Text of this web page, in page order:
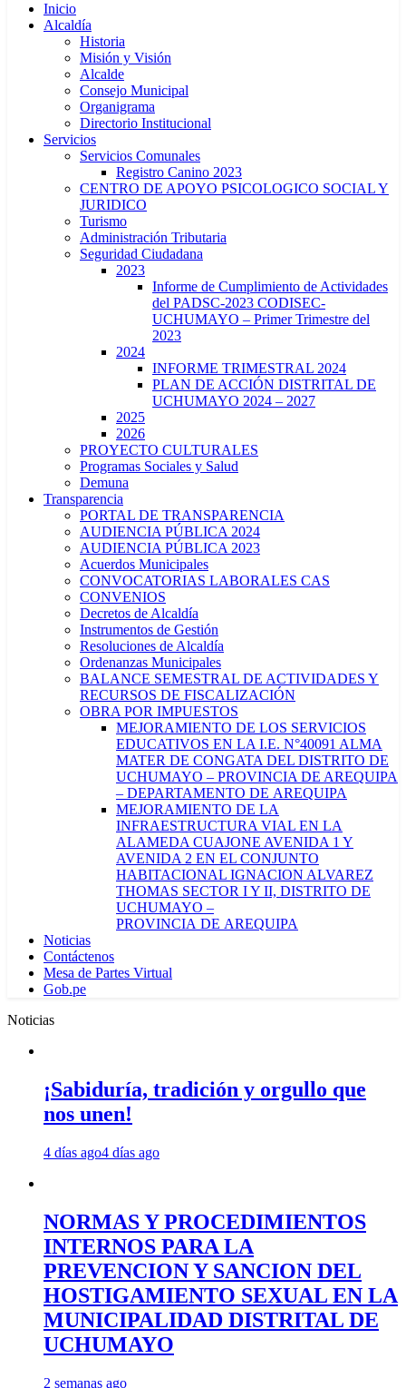
Inicio
Alcaldía
Historia
Misión y Visión
Alcalde
Consejo Municipal
Organigrama
Directorio Institucional
Servicios
Servicios Comunales
Registro Canino 2023
CENTRO DE APOYO PSICOLOGICO SOCIAL Y
JURIDICO
Turismo
Administración Tributaria
Seguridad Ciudadana
2023
Informe de Cumplimiento de Actividades
del PADSC-2023 CODISEC-
UCHUMAYO – Primer Trimestre del
2023
2024
INFORME TRIMESTRAL 2024
PLAN DE ACCIÓN DISTRITAL DE
UCHUMAYO 2024 – 2027
2025
2026
PROYECTO CULTURALES
Programas Sociales y Salud
Demuna
Transparencia
PORTAL DE TRANSPARENCIA
AUDIENCIA PÚBLICA 2024
AUDIENCIA PÚBLICA 2023
Acuerdos Municipales
CONVOCATORIAS LABORALES CAS
CONVENIOS
Decretos de Alcaldía
Instrumentos de Gestión
Resoluciones de Alcaldía
Ordenanzas Municipales
BALANCE SEMESTRAL DE ACTIVIDADES Y
RECURSOS DE FISCALIZACIÓN
OBRA POR IMPUESTOS
MEJORAMIENTO DE LOS SERVICIOS
EDUCATIVOS EN LA I.E. N°40091 ALMA
MATER DE CONGATA DEL DISTRITO DE
UCHUMAYO – PROVINCIA DE AREQUIPA
– DEPARTAMENTO DE AREQUIPA
MEJORAMIENTO DE LA
INFRAESTRUCTURA VIAL EN LA
ALAMEDA CUAJONE AVENIDA 1 Y
AVENIDA 2 EN EL CONJUNTO
HABITACIONAL IGNACION ALVAREZ
THOMAS SECTOR I Y II, DISTRITO DE
UCHUMAYO –
PROVINCIA DE AREQUIPA
Noticias
Contáctenos
Mesa de Partes Virtual
Gob.pe
Noticias
¡Sabiduría, tradición y orgullo que
nos unen!
4 días ago4 días ago
NORMAS Y PROCEDIMIENTOS
INTERNOS PARA LA
PREVENCION Y SANCION DEL
HOSTIGAMIENTO SEXUAL EN LA
MUNICIPALIDAD DISTRITAL DE
UCHUMAYO
2 semanas ago